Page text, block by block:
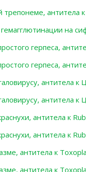
трепонеме, антитела
на
герпеса,
герпеса,
антитела
антитела к
антитела к
антитела к
антитела к
антитела к